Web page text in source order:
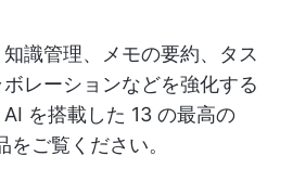
識管理、メモの要約、タス
レーションなどを強化する
を搭載した 13 の最高の
ご覧ください。